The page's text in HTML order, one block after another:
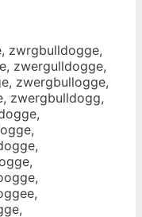
zwrgbulldogge,
zwergulldogge,
zwergbullogge,
zwergbulldogg,